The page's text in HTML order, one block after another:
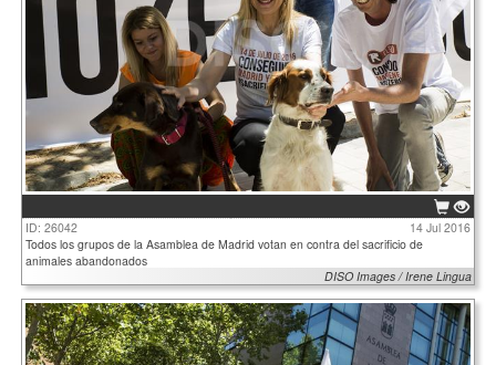
ID: 26042
14 Jul 2016
Todos los grupos de la Asamblea de Madrid votan en contra del sacrificio de
animales abandonados
DISO Images / Irene Lingua